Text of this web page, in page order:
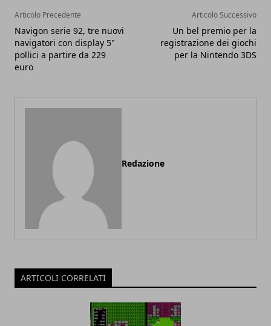
Articolo Precedente
Navigon serie 92, tre nuovi
navigatori con display 5"
pollici a partire da 229
euro
Articolo Successivo
Un bel premio per la
registrazione dei giochi
per la Nintendo 3DS
Redazione
ARTICOLI CORRELATI